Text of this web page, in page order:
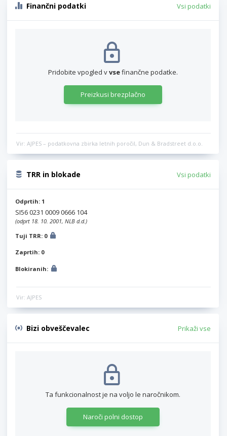
Finančni podatki Vsi podatki
Pridobite vpogled vvsefinančne podatke.
Preizkusi brezplačno
Vir: AJPES – podatkovna zbirka letnih poročil, Dun & Bradstreet d.o.o.
TRR in blokade Vsi podatki
Odprtih: 1
SI56 0231 0009 0666 104
(odprt 18. 10. 2001, NLB d.d.)
Tuji TRR: 0
Zaprtih: 0
Blokiranih:
Vir: AJPES
Bizi obveščevalec Prikaži vse
Ta funkcionalnost je na voljo le naročnikom.
Naroči polni dostop